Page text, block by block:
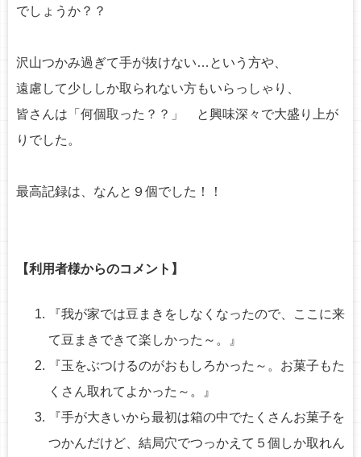
でしょうか？？
沢山つかみ過ぎて手が抜けない…という方や、
遠慮して少ししか取られない方もいらっしゃり、
皆さんは「何個取った？？」 と興味深々で大盛り上が
りでした。
最高記録は、なんと９個でした！！
【利用者様からのコメント】
『我が家では豆まきをしなくなったので、ここに来
て豆まきできて楽しかった～。』
『玉をぶつけるのがおもしろかった～。お菓子もた
くさん取れてよかった～。』
『手が大きいから最初は箱の中でたくさんお菓子を
つかんだけど、結局穴でつっかえて５個しか取れん